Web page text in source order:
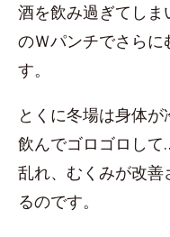
酒を飲み過ぎてし
のＷパンチでさらに
す。
とくに冬場は身体
飲んでゴロゴロし
乱れ、むくみが改
るのです。